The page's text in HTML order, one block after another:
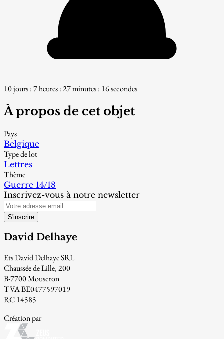
10 jours : 7 heures : 27 minutes : 15 secondes
À propos de cet objet
Pays
Belgique
Type de lot
Lettres
Thème
Guerre 14/18
Inscrivez-vous à notre newsletter
S'inscrire
David Delhaye
Ets David Delhaye SRL
Chaussée de Lille, 200
B-7700 Mouscron
TVA BE0477597019
RC 14585
Création par